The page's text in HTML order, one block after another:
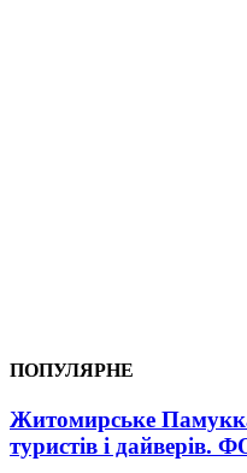
ПОПУЛЯРНЕ
Житомирське
туристів і дайверів.